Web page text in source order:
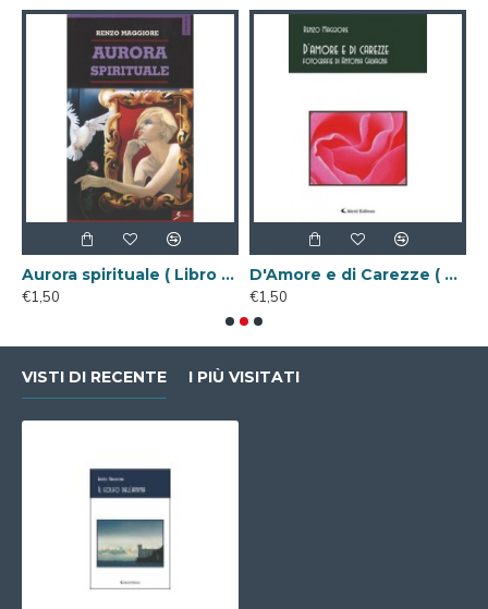
Aurora spirituale ( Libro Digitale )
€1,50
D'Amore e di Carezze ( Libro Digitale )
€1,50
VISTI DI RECENTE I PIÙ VISITATI